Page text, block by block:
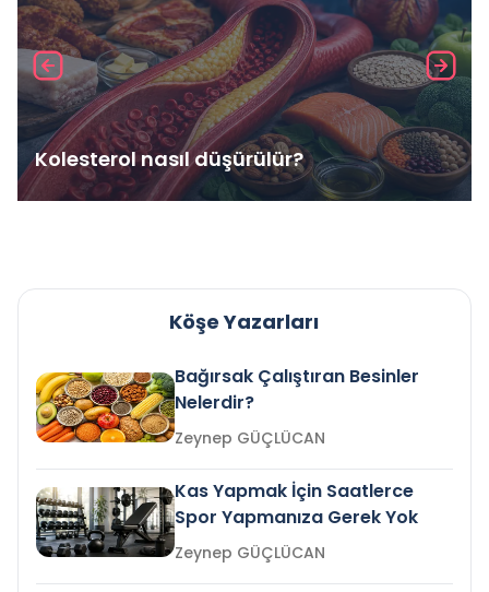
Kolesterol nasıl düşürülür?
Köşe Yazarları
Bağırsak Çalıştıran Besinler
Nelerdir?
Zeynep GÜÇLÜCAN
Kas Yapmak İçin Saatlerce
Spor Yapmanıza Gerek Yok
Zeynep GÜÇLÜCAN